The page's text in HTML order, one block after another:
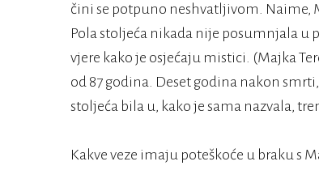
čini se potpuno neshvatljivom. Naime,
Pola stoljeća nikada nije posumnjala u
vjere kako je osjećaju mistici. (Majka
od 87 godina. Deset godina nakon
stoljeća bila u, kako je sama nazvala,
Kakve veze imaju poteškoće u braku s